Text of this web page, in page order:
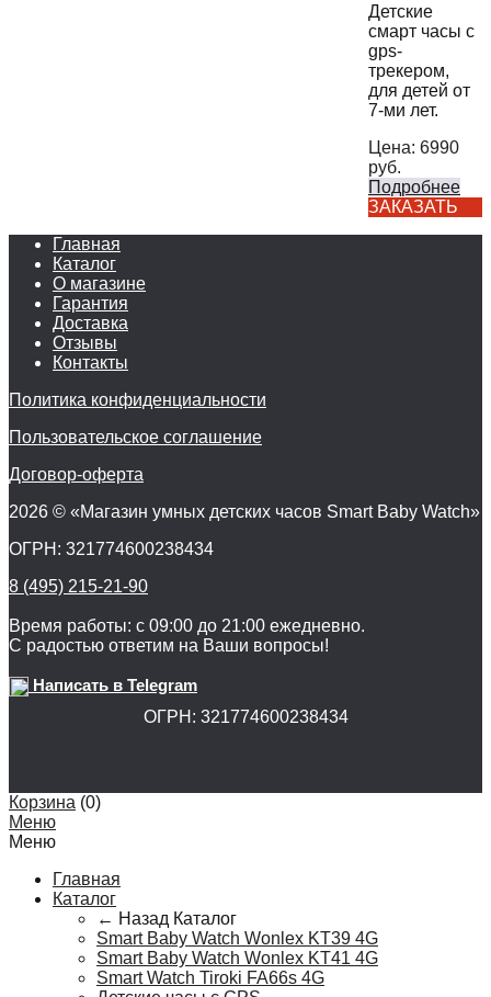
Детские
смарт часы с
gps-
трекером,
для детей от
7-ми лет.
Цена: 6990
руб.
Подробнее
ЗАКАЗАТЬ
Главная
Каталог
О магазине
Гарантия
Доставка
Отзывы
Контакты
Политика конфиденциальности
Пользовательское соглашение
Договор-оферта
2026 © «Магазин умных детских часов Smart Baby Watch»
ОГРН: 321774600238434
8 (495) 215-21-90
Время работы: с 09:00 до 21:00 ежедневно.
С радостью ответим на Ваши вопросы!
Написать в Telegram
ОГРН: 321774600238434
Корзина (0)
Меню
Меню
Главная
Каталог
← Назад Каталог
Smart Baby Watch Wonlex KT39 4G
Smart Baby Watch Wonlex KT41 4G
Smart Watch Tiroki FA66s 4G